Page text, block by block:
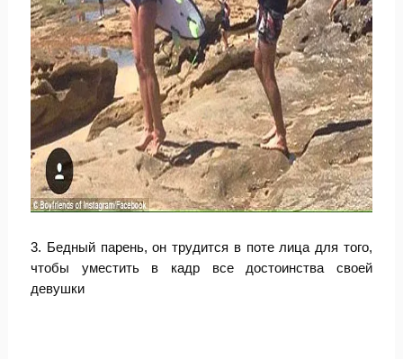
3. Бедный парень, он трудится в поте лица для того,
чтобы уместить в кадр все достоинства своей
девушки